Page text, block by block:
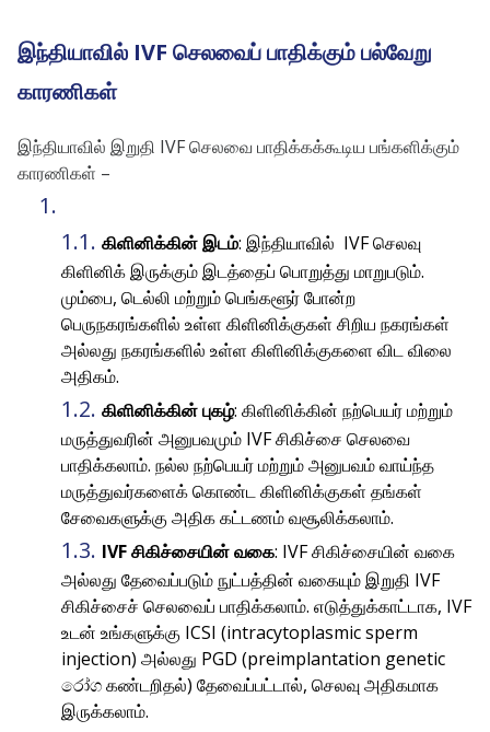
இந்தியாவில் IVF செலவைப் பாதிக்கும் பல்வேறு
காரணிகள்
இந்தியாவில் இறுதி IVF செலவை பாதிக்கக்கூடிய பங்களிக்கும்
காரணிகள் –
கிளினிக்கின் இடம்: இந்தியாவில் IVF செலவு
கிளினிக் இருக்கும் இடத்தைப் பொறுத்து மாறுபடும்.
மும்பை, டெல்லி மற்றும் பெங்களூர் போன்ற
பெருநகரங்களில் உள்ள கிளினிக்குகள் சிறிய நகரங்கள்
அல்லது நகரங்களில் உள்ள கிளினிக்குகளை விட விலை
அதிகம்.
கிளினிக்கின் புகழ்: கிளினிக்கின் நற்பெயர் மற்றும்
மருத்துவரின் அனுபவமும் IVF சிகிச்சை செலவை
பாதிக்கலாம். நல்ல நற்பெயர் மற்றும் அனுபவம் வாய்ந்த
மருத்துவர்களைக் கொண்ட கிளினிக்குகள் தங்கள்
சேவைகளுக்கு அதிக கட்டணம் வசூலிக்கலாம்.
IVF சிகிச்சையின் வகை: IVF சிகிச்சையின் வகை
அல்லது தேவைப்படும் நுட்பத்தின் வகையும் இறுதி IVF
சிகிச்சைச் செலவைப் பாதிக்கலாம். எடுத்துக்காட்டாக, IVF
உடன் உங்களுக்கு ICSI (intracytoplasmic sperm
injection) அல்லது PGD (preimplantation genetic
රෝග கண்டறிதல்) தேவைப்பட்டால், செலவு அதிகமாக
இருக்கலாம்.